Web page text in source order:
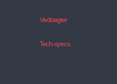
Vedtægter
Tech-specs